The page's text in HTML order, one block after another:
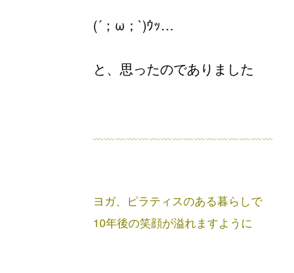
(´；ω；`)ｳｯ…
と、思ったのでありました
﹏﹏﹏﹏﹏﹏﹏﹏﹏﹏﹏﹏﹏﹏﹏﹏
ヨガ、ピラティスのある暮らしで
10年後の笑顔が溢れますように